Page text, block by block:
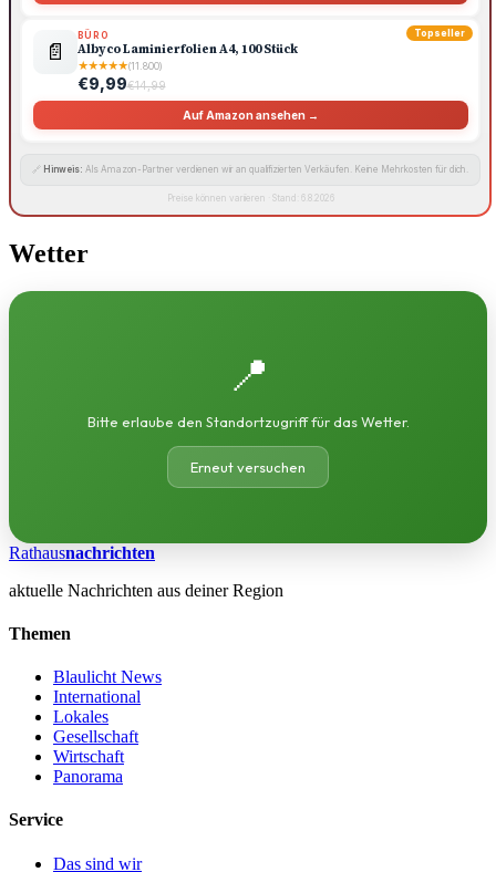
Topseller
📄
BÜRO
Albyco Laminierfolien A4, 100 Stück
★★★★★(11.800)
€9,99€14,99
Auf Amazon ansehen →
🔗 Hinweis: Als Amazon-Partner verdienen wir an qualifizierten Verkäufen. Keine Mehrkosten für dich.
Preise können variieren · Stand: 6.8.2026
Wetter
📍
Bitte erlaube den Standortzugriff für das Wetter.
Erneut versuchen
Rathausnachrichten
aktuelle Nachrichten aus deiner Region
Themen
Blaulicht News
International
Lokales
Gesellschaft
Wirtschaft
Panorama
Service
Das sind wir